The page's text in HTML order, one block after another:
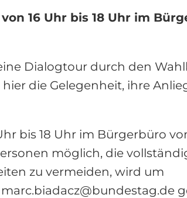
16 Uhr bis 18 Uhr im
Dialogtour durch den
die Gelegenheit, ihre
bis 18 Uhr im Bürgerbüro
möglich, die
zu vermeiden, wird um